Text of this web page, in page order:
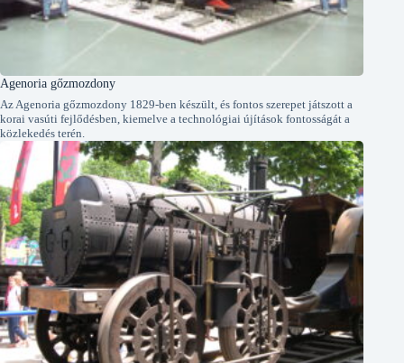
Agenoria gőzmozdony
Az Agenoria gőzmozdony 1829-ben készült, és fontos szerepet játszott a
korai vasúti fejlődésben, kiemelve a technológiai újítások fontosságát a
közlekedés terén.